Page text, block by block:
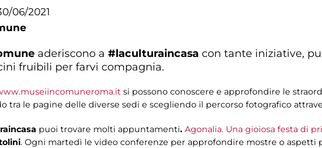
06/2021
aderiscono a #laculturaincasa con tante iniziative,
fruibili per farvi compagnia.
si possono conoscere e approfondire le
tra le pagine delle diverse sedi e scegliendo il percorso fotografico
puoi trovare molti appuntamenti. Agonalia. Una gioiosa festa di
. Ogni martedì le video conferenze per approfondire mostre o aspetti